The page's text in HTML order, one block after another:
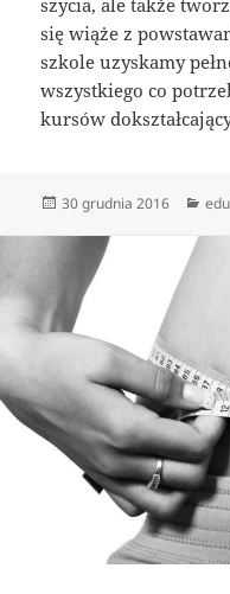
się wiąże z
szkole uzyskamy
wszystkiego co
kursów
Data
30 grudnia 2016